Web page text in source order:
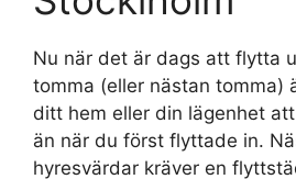
Nu när det är dags att flytta
tomma (eller nästan tomma)
ditt hem eller din lägenhet
än när du först flyttade in.
hyresvärdar kräver en